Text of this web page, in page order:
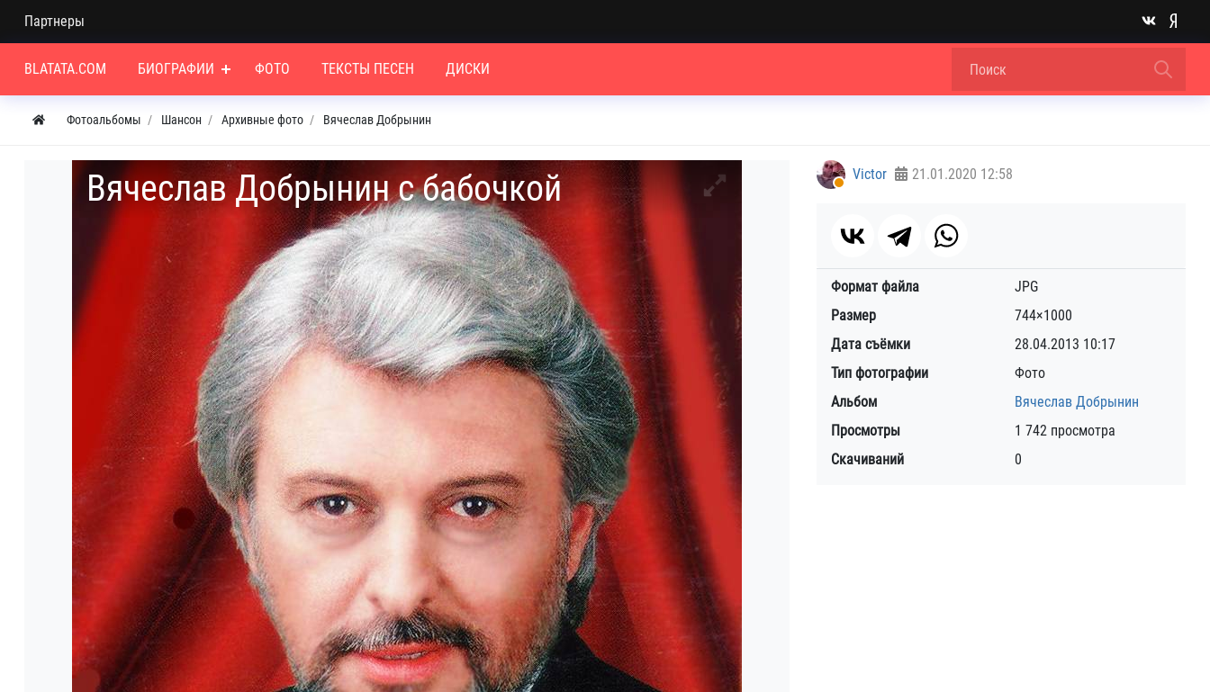
Партнеры
BLATATA.COM БИОГРАФИИ ФОТО ТЕКСТЫ ПЕСЕН ДИСКИ
Фотоальбомы Шансон Архивные фото Вячеслав Добрынин
Вячеслав Добрынин с бабочкой Victor 21.01.2020 12:58
Формат файла
JPG
Размер
744×1000
Дата съёмки
28.04.2013 10:17
Тип фотографии
Фото
Альбом
Вячеслав Добрынин
Просмотры
1 742 просмотра
Скачиваний
0